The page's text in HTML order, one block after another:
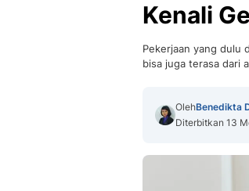
Kenali
Pekerjaan yang dulu
bisa juga terasa dari
OlehBenedikta
Diterbitkan 13